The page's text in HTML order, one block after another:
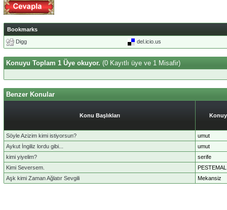
Bookmarks
Digg
del.icio.us
Konuyu Toplam 1 Üye okuyor. (0 Kayıtlı üye ve 1 Misafir)
Benzer Konular
Konu Başlıkları
Söyle Azizim kimi istiyorsun?
umut
Aykut İngiliz lordu gibi...
umut
kimi yiyelim?
serife
Kimi Seversem.
PESTEMAL
Aşk kimi Zaman Ağlatır Sevgili
Mekansiz